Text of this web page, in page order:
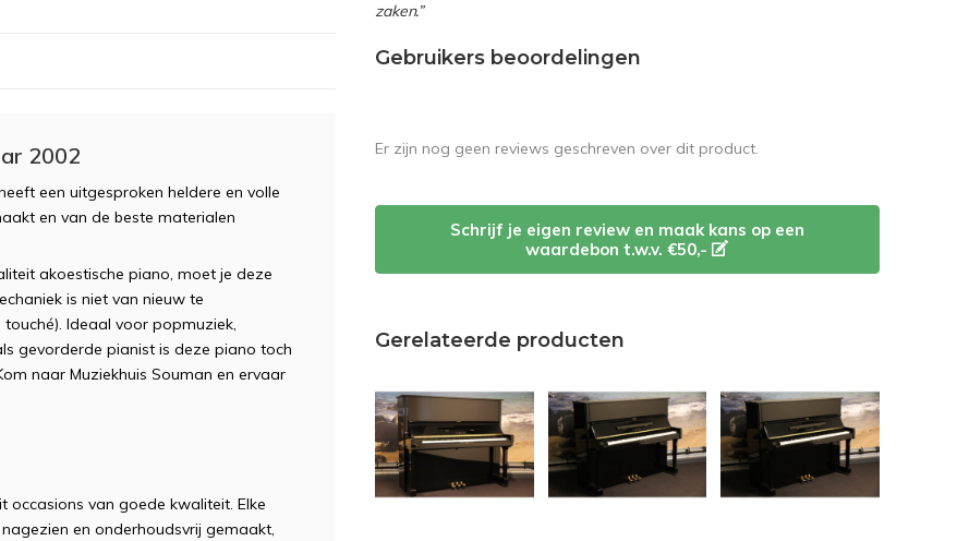
zaken.”
2002
een uitgesproken heldere en volle
en van de beste materialen
akoestische piano, moet je deze
is niet van nieuw te
Ideaal voor popmuziek,
gevorderde pianist is deze piano toch
naar Muziekhuis Souman en ervaar
occasions van goede kwaliteit. Elke
en onderhoudsvrij gemaakt,
Gebruikers beoordelingen
Er zijn nog geen reviews geschreven over dit product.
Schrijf je eigen review en maak kans op een
waardebon t.w.v. €50,-
Gerelateerde producten